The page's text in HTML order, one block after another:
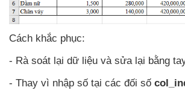
Cách khắc phục:
- Rà soát lại dữ liệu và sửa lại bằng
- Thay vì nhập số tại các đối số